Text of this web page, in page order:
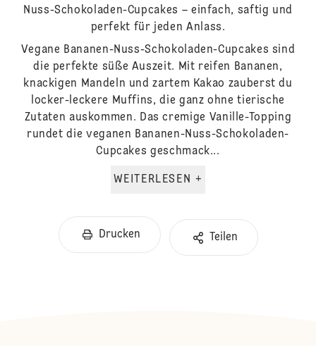
Nuss-Schokoladen-Cupcakes – einfach, saftig und
perfekt für jeden Anlass.
Vegane Bananen-Nuss-Schokoladen-Cupcakes sind
die perfekte süße Auszeit. Mit reifen Bananen,
knackigen Mandeln und zartem Kakao zauberst du
locker-leckere Muffins, die ganz ohne tierische
Zutaten auskommen. Das cremige Vanille-Topping
rundet die veganen Bananen-Nuss-Schokoladen-
Cupcakes geschmack...
WEITERLESEN +
Drucken Teilen